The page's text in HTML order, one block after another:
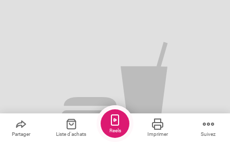
Partager Liste d'achats Imprimer Suivez
Reels